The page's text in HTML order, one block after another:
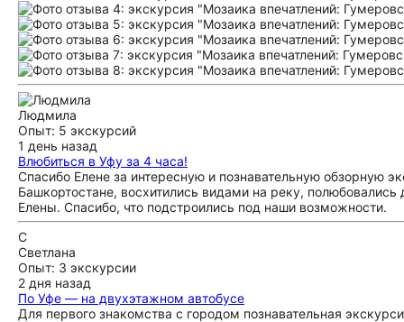
Людмила
Опыт: 5 экскурсий
1 день назад
Влюбиться в Уфу за 4 часа!
Спасибо Елене за интересную и познавательную обзорную
Башкортостане, восхитились видами на реку,
Елены. Спасибо, что подстроились под наши возможности.
С
Светлана
Опыт: 3 экскурсии
2 дня назад
По Уфе — на двухэтажном автобусе
Для первого знакомства с городом познавательная